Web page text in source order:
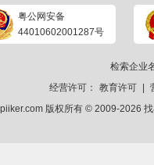
粤公网安备
44010602001287号
检索企业
经营许可：
教育许可
版权所有 © 2009-2026